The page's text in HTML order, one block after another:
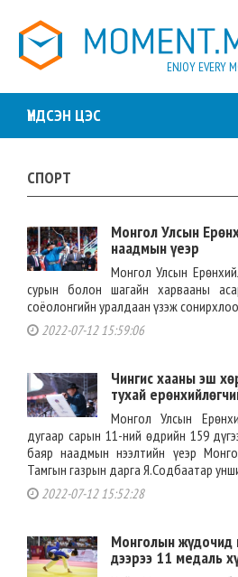
ENJOY EVERY
ҮНДСЭН ЦЭС
СПОРТ
Монгол Улсын
наадмын үеэр
Монгол Улсын
сурын болон шагайн харвааны
соёолонгийн уралдаан үзэж
2022-07-12 15:59:06
Чингис хааны эш
тухай
Монгол Улсын
дугаар сарын 11-ний өдрийн 159
баяр наадмын нээлтийн үеэр
Тамгын газрын дарга Я.Содбаатар
2022-07-12 15:52:28
Монголын жүдочид
дээрээ 11 медаль